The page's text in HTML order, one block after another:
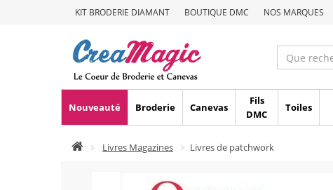
KIT BRODERIE DIAMANT BOUTIQUE DMC NOS MARQUES
Nouveauté Broderie Canevas
Fils
DMC
Toiles
Livres Magazines Livres de patchwork